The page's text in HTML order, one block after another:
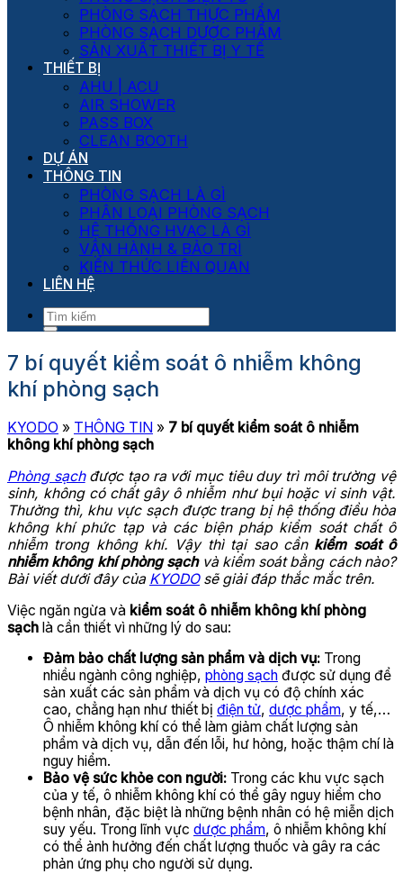
PHÒNG SẠCH THỰC PHẨM
PHÒNG SẠCH DƯỢC PHẨM
SẢN XUẤT THIẾT BỊ Y TẾ
THIẾT BỊ
AHU | ACU
AIR SHOWER
PASS BOX
CLEAN BOOTH
DỰ ÁN
THÔNG TIN
PHÒNG SẠCH LÀ GÌ
PHÂN LOẠI PHÒNG SẠCH
HỆ THỐNG HVAC LÀ GÌ
VẬN HÀNH & BẢO TRÌ
KIẾN THỨC LIÊN QUAN
LIÊN HỆ
7 bí quyết kiểm soát ô nhiễm không
khí phòng sạch
KYODO » THÔNG TIN » 7 bí quyết kiểm soát ô nhiễm
không khí phòng sạch
Phòng sạchđược tạo ra với mục tiêu duy trì môi trường vệ
sinh, không có chất gây ô nhiễm như bụi hoặc vi sinh vật.
Thường thì, khu vực sạch được trang bị hệ thống điều hòa
không khí phức tạp và các biện pháp kiểm soát chất ô
nhiễm trong không khí. Vậy thì tại sao cầnkiểm soát ô
nhiễm không khí phòng sạchvà kiểm soát bằng cách nào?
Bài viết dưới đây của KYODOsẽ giải đáp thắc mắc trên.
Việc ngăn ngừa và kiểm soát ô nhiễm không khí phòng
sạch là cần thiết vì những lý do sau:
Đảm bảo chất lượng sản phẩm và dịch vụ: Trong
nhiều ngành công nghiệp, phòng sạch được sử dụng để
sản xuất các sản phẩm và dịch vụ có độ chính xác
cao, chẳng hạn như thiết bị điện tử, dược phẩm, y tế,…
Ô nhiễm không khí có thể làm giảm chất lượng sản
phẩm và dịch vụ, dẫn đến lỗi, hư hỏng, hoặc thậm chí là
nguy hiểm.
Bảo vệ sức khỏe con người: Trong các khu vực sạch
của y tế, ô nhiễm không khí có thể gây nguy hiểm cho
bệnh nhân, đặc biệt là những bệnh nhân có hệ miễn dịch
suy yếu. Trong lĩnh vực dược phẩm, ô nhiễm không khí
có thể ảnh hưởng đến chất lượng thuốc và gây ra các
phản ứng phụ cho người sử dụng.